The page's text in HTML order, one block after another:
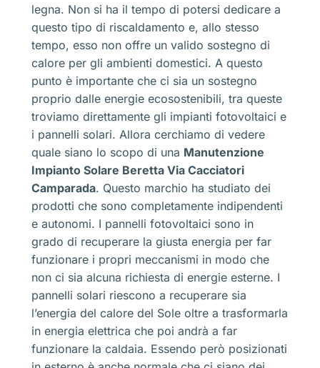
legna. Non si ha il tempo di potersi dedicare a
questo tipo di riscaldamento e, allo stesso
tempo, esso non offre un valido sostegno di
calore per gli ambienti domestici. A questo
punto è importante che ci sia un sostegno
proprio dalle energie ecosostenibili, tra queste
troviamo direttamente gli impianti fotovoltaici e
i pannelli solari. Allora cerchiamo di vedere
quale siano lo scopo di una Manutenzione
Impianto Solare Beretta Via Cacciatori
Camparada. Questo marchio ha studiato dei
prodotti che sono completamente indipendenti
e autonomi. I pannelli fotovoltaici sono in
grado di recuperare la giusta energia per far
funzionare i propri meccanismi in modo che
non ci sia alcuna richiesta di energie esterne. I
pannelli solari riescono a recuperare sia
l’energia del calore del Sole oltre a trasformarla
in energia elettrica che poi andrà a far
funzionare la caldaia. Essendo però posizionati